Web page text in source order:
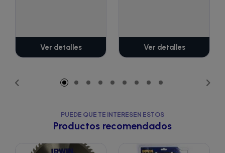
Ver detalles Ver detalles
PUEDE QUE TE INTERESEN ESTOS
Productos recomendados